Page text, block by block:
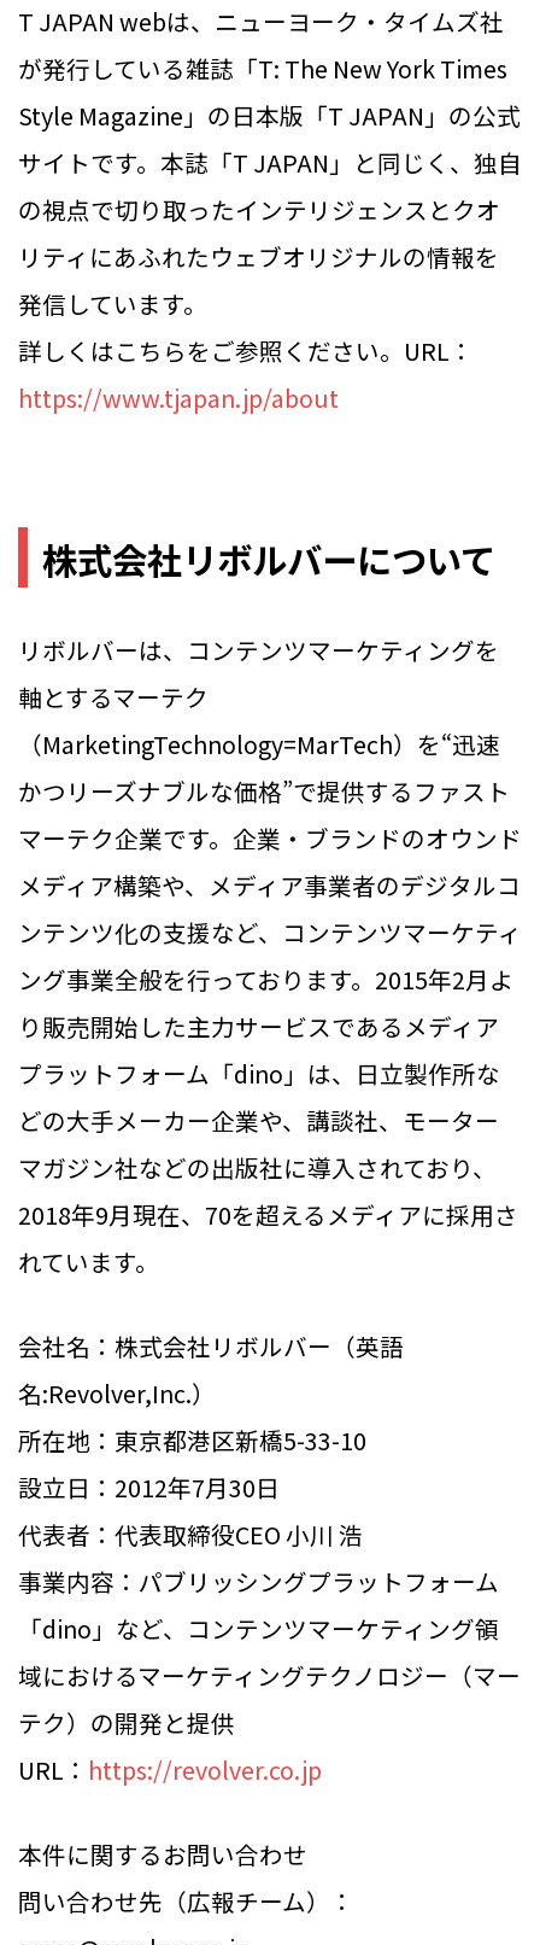
T JAPAN webは、ニューヨーク・タイムズ社
が発行している雑誌「T: The New York Times
Style Magazine」の日本版「T JAPAN」の公式
サイトです。本誌「T JAPAN」と同じく、独自
の視点で切り取ったインテリジェンスとクオ
リティにあふれたウェブオリジナルの情報を
発信しています。
詳しくはこちらをご参照ください。URL：
https://www.tjapan.jp/about
株式会社リボルバーについて
リボルバーは、コンテンツマーケティングを
軸とするマーテク
（MarketingTechnology=MarTech）を“迅速
かつリーズナブルな価格”で提供するファスト
マーテク企業です。企業・ブランドのオウンド
メディア構築や、メディア事業者のデジタルコ
ンテンツ化の支援など、コンテンツマーケティ
ング事業全般を行っております。2015年2月よ
り販売開始した主力サービスであるメディア
プラットフォーム「dino」は、日立製作所な
どの大手メーカー企業や、講談社、モーター
マガジン社などの出版社に導入されており、
2018年9月現在、70を超えるメディアに採用さ
れています。
会社名：株式会社リボルバー（英語
名:Revolver,Inc.）
所在地：東京都港区新橋5-33-10
設立日：2012年7月30日
代表者：代表取締役CEO 小川 浩
事業内容：パブリッシングプラットフォーム
「dino」など、コンテンツマーケティング領
域におけるマーケティングテクノロジー（マー
テク）の開発と提供
URL： https://revolver.co.jp
本件に関するお問い合わせ
問い合わせ先（広報チーム）：